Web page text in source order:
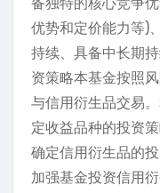
优势和定价能力等)
持续、具备中长期
资策略本基金按照
与信用衍生品交易
定收益品种的投资
确定信用衍生品的
加强基金投资信用